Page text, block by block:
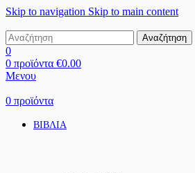
Skip to navigation Skip to main content
Αναζήτηση
0
0 προϊόντα €0.00
Μενου
0 προϊόντα
ΒΙΒΛΙΑ